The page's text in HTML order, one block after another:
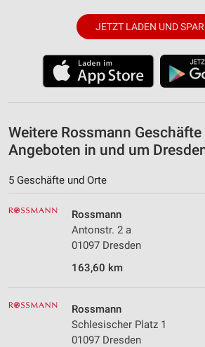
JETZT LADEN UND
Weitere Rossmann
Angeboten in und um
5 Geschäfte und Orte
Rossmann
Antonstr. 2 a
01097 Dresden
163,60 km
Rossmann
Schlesischer Platz 1
01097 Dresden
Erstellung von Profilen für
Verwendung von Profilen zur Auswahl
personalisierter Werbung
Verwendung von Profilen zur Auswahl
personalisierter Inhalte
Messung der Werbeleistung
Messung der Performance von Inhalten
Analyse von Zielgruppen durch
Kombinationen von Daten aus
Verwendung reduzierter Daten zur